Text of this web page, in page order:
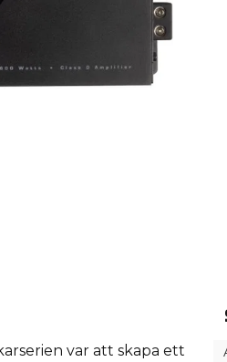
var att skapa ett